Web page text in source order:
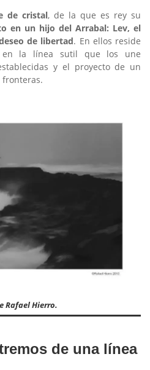
de cristal, de la que es rey su
en un hijo del Arrabal: Lev, el
de libertad. En ellos reside
la línea sutil que los une
y el proyecto de un
fronteras.
Rafael Hierro.
de una línea